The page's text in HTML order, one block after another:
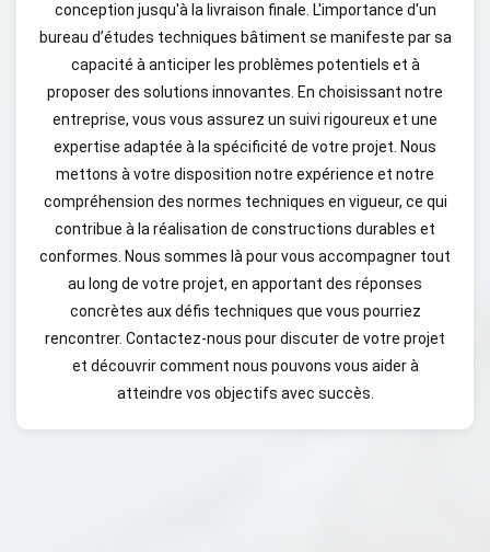
conception jusqu'à la livraison finale. L'importance d'un
bureau d’études techniques bâtiment se manifeste par sa
capacité à anticiper les problèmes potentiels et à
proposer des solutions innovantes. En choisissant notre
entreprise, vous vous assurez un suivi rigoureux et une
expertise adaptée à la spécificité de votre projet. Nous
mettons à votre disposition notre expérience et notre
compréhension des normes techniques en vigueur, ce qui
contribue à la réalisation de constructions durables et
conformes. Nous sommes là pour vous accompagner tout
au long de votre projet, en apportant des réponses
concrètes aux défis techniques que vous pourriez
rencontrer. Contactez-nous pour discuter de votre projet
et découvrir comment nous pouvons vous aider à
atteindre vos objectifs avec succès.